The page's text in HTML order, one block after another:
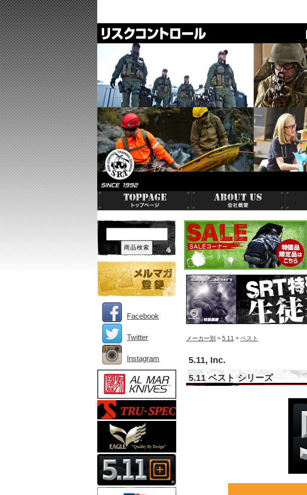
メーカー別 > 5.11 > ベスト
5.11, Inc.
5.11 ベスト シリーズ
Facebook
Twitter
Instagram